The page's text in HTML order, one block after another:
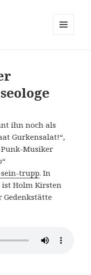
ihn noch als
Gurkensalat!“,
Punk-Musiker
trupp. In
Holm Kirsten